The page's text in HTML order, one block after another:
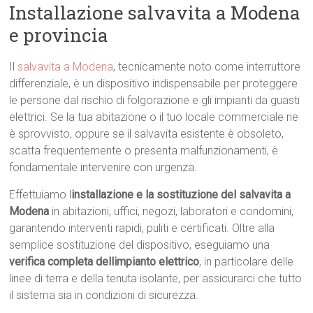
Installazione salvavita a Modena
e provincia
salvavita a Modena, tecnicamente noto come interruttore
differenziale, è un dispositivo indispensabile per proteggere
le persone dal rischio di folgorazione e gli impianti da guasti
elettrici. Se la tua abitazione o il tuo locale commerciale ne
è sprovvisto, oppure se il salvavita esistente è obsoleto,
scatta frequentemente o presenta malfunzionamenti, è
fondamentale intervenire con urgenza.
Effettuiamo l installazione e la sostituzione del salvavita a
Modena in abitazioni, uffici, negozi, laboratori e condomini,
garantendo interventi rapidi, puliti e certificati. Oltre alla
semplice sostituzione del dispositivo, eseguiamo una
verifica completa dellimpianto elettrico, in particolare delle
linee di terra e della tenuta isolante, per assicurarci che tutto
il sistema sia in condizioni di sicurezza.